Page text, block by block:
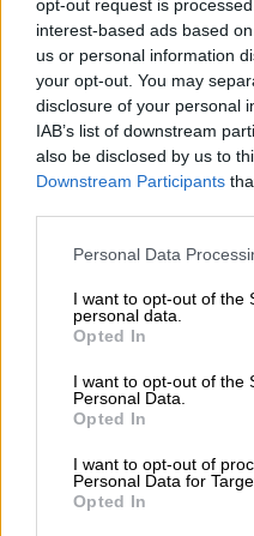
opt-out request is
interest-based ads based
us or personal information
your opt-out. You may
disclosure of your personal
IAB’s list of downstream
also be disclosed by us to
Downstream Participants
Personal Data
I want to opt-out of the
personal data.
Opted In
I want to opt-out of the
Personal Data.
Opted In
I want to opt-out of
Personal Data for
Opted In
εξάμηνο
04.08.2026 - 11:49
Σπύρος Γεωργαράς -
Ινστιτούτο ΟΦΘΑΛΜΟΣ